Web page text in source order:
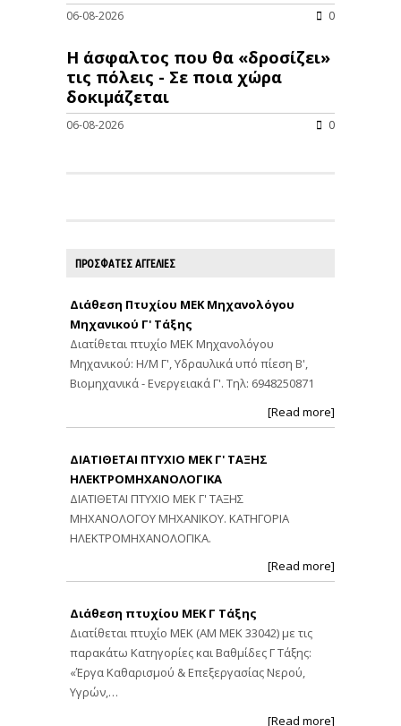
06-08-2026 0
Η άσφαλτος που θα «δροσίζει»
τις πόλεις - Σε ποια χώρα
δοκιμάζεται
06-08-2026 0
ΠΡΟΣΦΑΤΕΣ ΑΓΓΕΛΙΕΣ
Διάθεση Πτυχίου ΜΕΚ Μηχανολόγου
Μηχανικού Γ' Τάξης
Διατίθεται πτυχίο ΜΕΚ Μηχανολόγου
Μηχανικού: Η/Μ Γ', Υδραυλικά υπό πίεση Β',
Βιομηχανικά - Ενεργειακά Γ'. Τηλ: 6948250871
[Read more]
ΔΙΑΤΙΘΕΤΑΙ ΠΤΥΧΙΟ ΜΕΚ Γ' ΤΑΞΗΣ
ΗΛΕΚΤΡΟΜΗΧΑΝΟΛΟΓΙΚΑ
ΔΙΑΤΙΘΕΤΑΙ ΠΤΥΧΙΟ ΜΕΚ Γ' ΤΑΞΗΣ
ΜΗΧΑΝΟΛΟΓΟΥ ΜΗΧΑΝΙΚΟΥ. ΚΑΤΗΓΟΡΙΑ
ΗΛΕΚΤΡΟΜΗΧΑΝΟΛΟΓΙΚΑ.
[Read more]
Διάθεση πτυχίου ΜΕΚ Γ Τάξης
Διατίθεται πτυχίο ΜΕΚ (ΑΜ ΜΕΚ 33042) με τις
παρακάτω Κατηγορίες και Βαθμίδες Γ Τάξης:
«Έργα Καθαρισμού & Επεξεργασίας Νερού,
Υγρών,…
[Read more]